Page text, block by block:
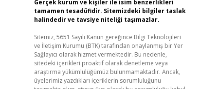
Gerçek kurum ve kişiler ile isim benzerlikleri
tamamen tesadüfidir. Sitemizdeki bilgiler taslak
halindedir ve tavsiye niteliği taşımazlar.
Sitemiz, 5651 Sayılı Kanun gereğince Bilgi Teknolojileri
ve İletişim Kurumu (BTK) tarafından onaylanmış bir Yer
Sağlayıcı olarak hizmet vermektedir. Bu nedenle,
sitedeki içerikleri proaktif olarak denetleme veya
araştırma yükümlülüğümüz bulunmamaktadır. Ancak,
üyelerimiz yazdıkları içeriklerin sorumluluğunu